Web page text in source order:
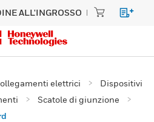
ALL'INGROSSO
elettrici
Dispositivi
Scatole di giunzione